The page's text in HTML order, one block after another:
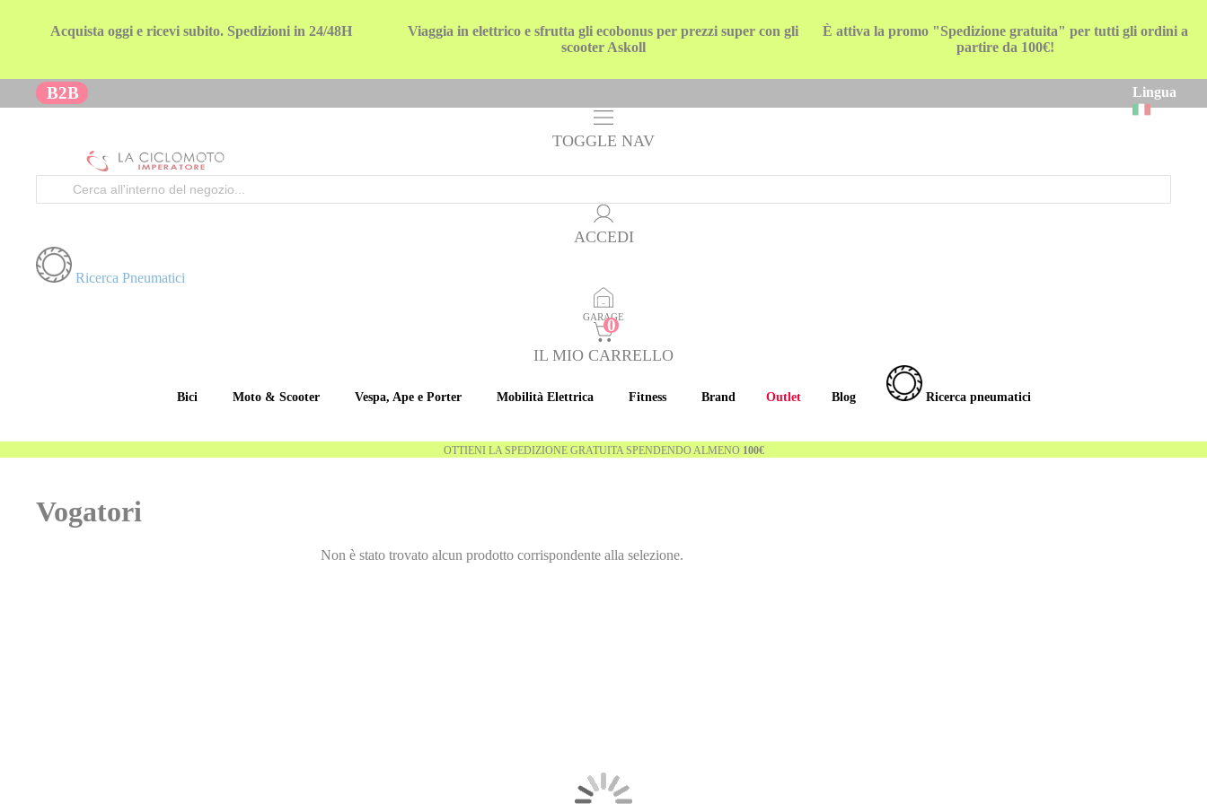
Acquista oggi e ricevi subito. Spedizioni in 24/48H
Viaggia in elettrico e sfrutta gli ecobonus per prezzi super con gli
scooter Askoll
È attiva la promo "Spedizione gratuita" per tutti gli ordini a
partire da 100€!
Lingua
B2B
TOGGLE NAV
ACCEDI
Ricerca Pneumatici
GARAGE
IL MIO CARRELLO
Bici Moto & Scooter Vespa, Ape e Porter Mobilità Elettrica Fitness Brand Outlet Blog Ricerca pneumatici
OTTIENI LA SPEDIZIONE GRATUITA SPENDENDO ALMENO 100€
Vogatori
Non è stato trovato alcun prodotto corrispondente alla selezione.